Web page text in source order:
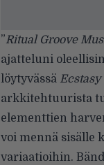
”Ritual Groove
ajatteluni
löytyvässä
arkkitehtuurista
elementtien
voi mennä sisälle
variaatioihin.